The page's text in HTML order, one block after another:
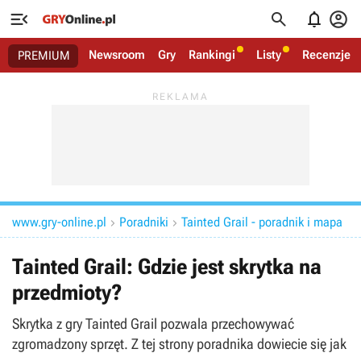
   
PREMIUM Newsroom Gry Rankingi Listy Recenzje
www.gry-online.pl  Poradniki  Tainted Grail - poradnik i mapa
Tainted Grail: Gdzie jest skrytka na
przedmioty?
Skrytka z gry Tainted Grail pozwala przechowywać
zgromadzony sprzęt. Z tej strony poradnika dowiecie się jak